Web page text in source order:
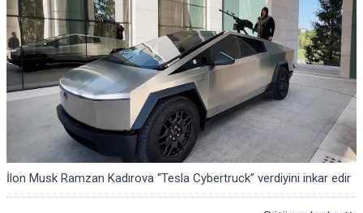
İlon Musk Ramzan Kadırova “Tesla Cybertruck” verdiyini inkar edir